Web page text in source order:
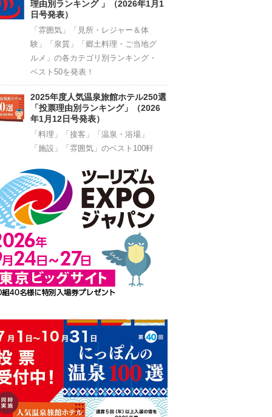
理由別ランキング 」（2026年1月1
日号発表）
「雰囲気」「見所・レジャー＆体
験」「泉質」「郷土料理・ご当地グ
ルメ」の各カテゴリ別ランキング・
ベスト50を発表！
2025年度人気温泉旅館ホテル250選
「投票理由別ランキング」（2026
年1月12日号発表）
「料理」「接客」「温泉・浴場」
「施設」「雰囲気」のベスト100軒